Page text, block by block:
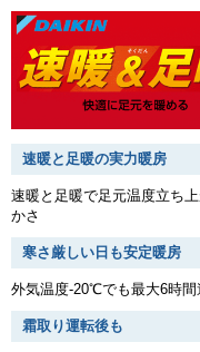
速暖と足暖の実力暖房
速暖と足暖で足元温度立ち
かさ
寒さ厳しい日も安定暖房
外気温度-20℃でも最大6時間
霜取り運転後も